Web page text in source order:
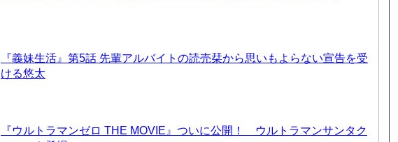
『義妹生活』第5話 先輩アルバイトの読売栞から思いもよらない宣告を受
ける悠太
『ウルトラマンゼロ THE MOVIE』ついに公開！ ウルトラマンサンタク